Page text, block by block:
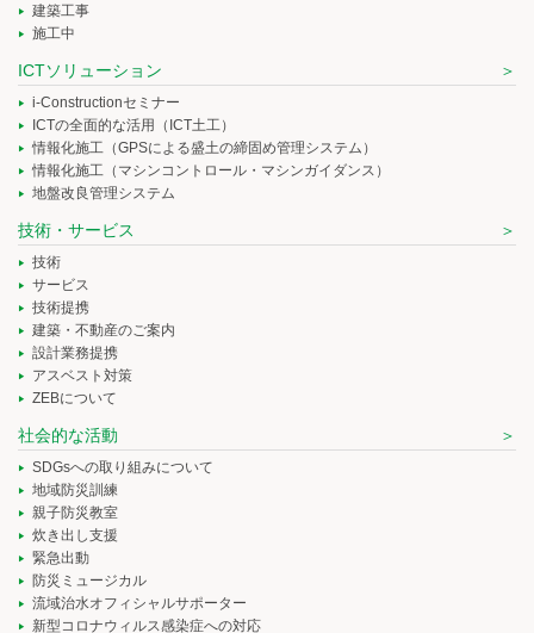
建築工事
施工中
ICTソリューション
i-Constructionセミナー
ICTの全面的な活用（ICT土工）
情報化施工（GPSによる盛土の締固め管理システム）
情報化施工（マシンコントロール・マシンガイダンス）
地盤改良管理システム
技術・サービス
技術
サービス
技術提携
建築・不動産のご案内
設計業務提携
アスベスト対策
ZEBについて
社会的な活動
SDGsへの取り組みについて
地域防災訓練
親子防災教室
炊き出し支援
緊急出動
防災ミュージカル
流域治水オフィシャルサポーター
新型コロナウィルス感染症への対応